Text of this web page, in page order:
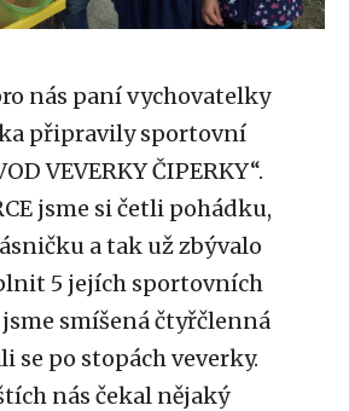
nás paní vychovatelky
připravily sportovní
VEVERKY ČIPERKY“.
jsme si četli pohádku,
a tak už zbývalo
5 jejích sportovních
smíšená čtyřčlenná
se po stopách veverky.
nás čekal nějaký